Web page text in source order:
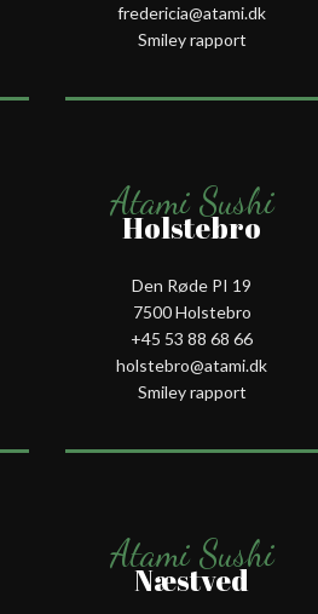
fredericia@atami.dk
Smiley rapport
Atami Sushi
Holstebro
Den Røde PI 19
7500 Holstebro
+45 53 88 68 66
holstebro@atami.dk
Smiley rapport
Atami Sushi
Næstved